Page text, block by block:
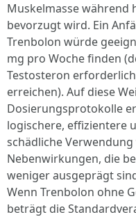
Muskelmasse während
bevorzugt wird. Ein
Trenbolon würde
mg pro Woche finden
Testosteron
erreichen). Auf diese
Dosierungsprotokolle
logischere, effizientere
schädliche
Nebenwirkungen, die
weniger ausgeprägt
Wenn Trenbolon ohne
beträgt die